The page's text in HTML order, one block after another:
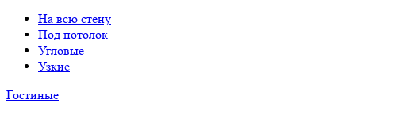
На всю стену
Под потолок
Угловые
Узкие
Гостиные